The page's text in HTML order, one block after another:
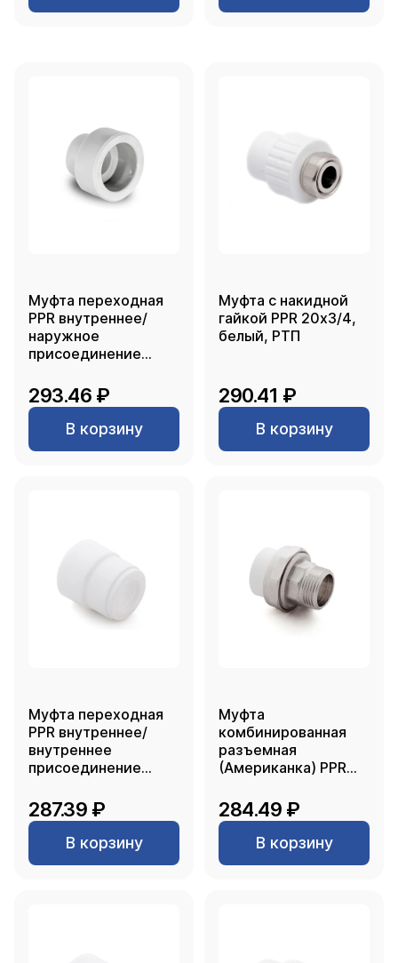
Муфта переходная
PPR внутреннее/
наружное
присоединение
293.46 ₽
В корзину
Муфта с накидной
гайкой PPR 20х3/4,
белый, РТП
290.41 ₽
В корзину
Муфта переходная
PPR внутреннее/
внутреннее
присоединение
287.39 ₽
В корзину
Муфта
комбинированная
разъемная
(Американка) PPR
20х 3/4, белый, RTP
284.49 ₽
В корзину